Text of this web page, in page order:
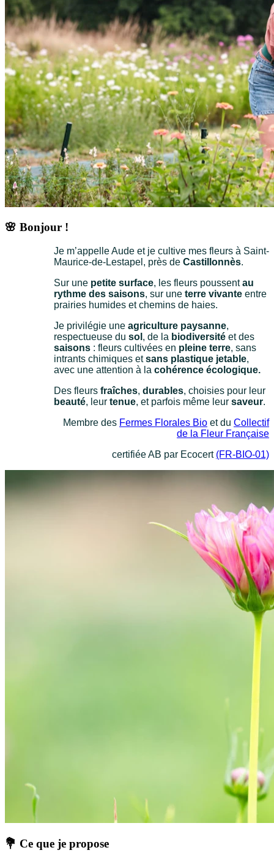
🌸 Bonjour !
Je m’appelle Aude et je cultive mes fleurs à Saint-
Maurice-de-Lestapel, près de Castillonnès.
Sur une petite surface, l es fleurs poussentau
rythme des saisons, sur une terre vivante entre
prairies humides et chemins de haies.
Je privilégie une agriculture paysanne,
respectueuse du sol , de la biodiversité et des
saisons : fleurs cultivées en pleine terre, sans
intrants chimiques etsans plastique jetable,
avec une attention à la cohérence écologique.
Des fleurs fraîches, durables, choisies pour leur
beauté, leur tenue, et parfois même leur saveur.
Membre des Fermes Florales Bio et du Collectif
de la Fleur Française
certifiée AB par Ecocert (FR-BIO-01)
💐 Ce que je propose